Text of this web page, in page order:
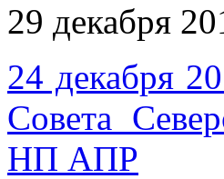
29 декабря
24 декабря
Совета
НП АПР